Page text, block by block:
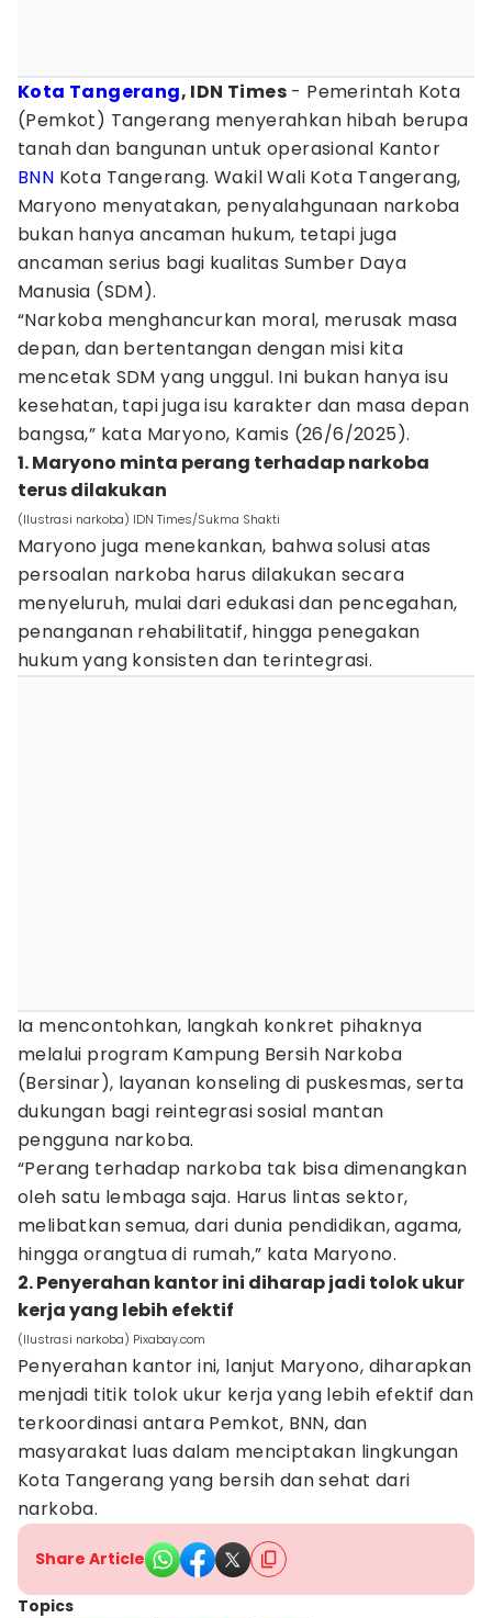
Kota Tangerang, IDN Times - Pemerintah Kota
(Pemkot) Tangerang menyerahkan hibah berupa
tanah dan bangunan untuk operasional Kantor
BNN Kota Tangerang. Wakil Wali Kota Tangerang,
Maryono menyatakan, penyalahgunaan narkoba
bukan hanya ancaman hukum, tetapi juga
ancaman serius bagi kualitas Sumber Daya
Manusia (SDM).
“Narkoba menghancurkan moral, merusak masa
depan, dan bertentangan dengan misi kita
mencetak SDM yang unggul. Ini bukan hanya isu
kesehatan, tapi juga isu karakter dan masa depan
bangsa,” kata Maryono, Kamis (26/6/2025).
1. Maryono minta perang terhadap narkoba
terus dilakukan
(Ilustrasi narkoba) IDN Times/Sukma Shakti
Maryono juga menekankan, bahwa solusi atas
persoalan narkoba harus dilakukan secara
menyeluruh, mulai dari edukasi dan pencegahan,
penanganan rehabilitatif, hingga penegakan
hukum yang konsisten dan terintegrasi.
Ia mencontohkan, langkah konkret pihaknya
melalui program Kampung Bersih Narkoba
(Bersinar), layanan konseling di puskesmas, serta
dukungan bagi reintegrasi sosial mantan
pengguna narkoba.
“Perang terhadap narkoba tak bisa dimenangkan
oleh satu lembaga saja. Harus lintas sektor,
melibatkan semua, dari dunia pendidikan, agama,
hingga orangtua di rumah,” kata Maryono.
2. Penyerahan kantor ini diharap jadi tolok ukur
kerja yang lebih efektif
(Ilustrasi narkoba) Pixabay.com
Penyerahan kantor ini, lanjut Maryono, diharapkan
menjadi titik tolok ukur kerja yang lebih efektif dan
terkoordinasi antara Pemkot, BNN, dan
masyarakat luas dalam menciptakan lingkungan
Kota Tangerang yang bersih dan sehat dari
narkoba.
Share Article
Topics